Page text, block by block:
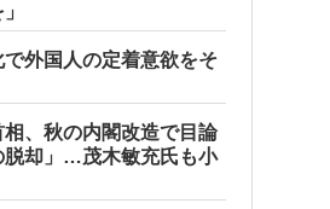
で外国人の定着意欲をそ
相、秋の内閣改造で目論
脱却」…茂木敏充氏も小